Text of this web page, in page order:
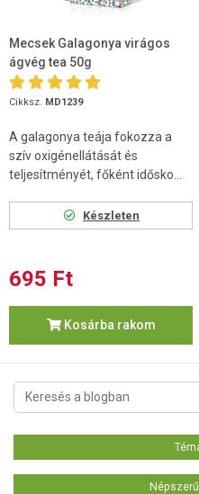
Mecsek Galagonya virágos
ágvég tea 50g
Cikksz. MD1239
A galagonya teája fokozza a
szív oxigénellátását és
teljesítményét, főként idősko...
Készleten
695 Ft
Kosárba rakom